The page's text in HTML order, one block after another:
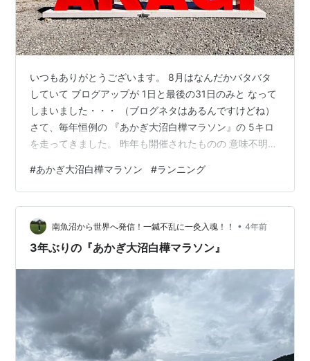
いつもありがとうございます。 8月はなんだかバタバタ
していて ブログアップが 1日と最後の31日のみと なって
しまいました・・・ （ブログネタはあるんですけどね）
さて、毎年恒例の 『あかぎ大沼白樺マラソン』の 5キロ
を走ってきました。 昨年も開催されたものの 意味不明な
ライアルでした。 www.otsuka-style.info 昨年はひとり
で参戦しましたが 今年は家族同伴。 そして、コロナ騒動
前の 通常スタイルでの大会運営となりました。 やる気だ
けは見せる 最前列スタート！ 赤城大沼を周回する 5キロ
コースですが とにかくアップダウン…
#あかぎ大沼白樺マラソン #ランニング
南魚沼から世界へ発信！一鍼不乱に一灸入魂！！ • 4年前
3年ぶりの『あかぎ大沼白樺マラソン』